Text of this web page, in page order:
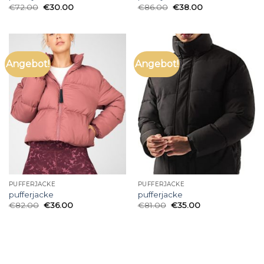
€72.00 €30.00
€86.00 €38.00
Angebot!
PUFFERJACKE
pufferjacke
€82.00 €36.00
Angebot!
PUFFERJACKE
pufferjacke
€81.00 €35.00